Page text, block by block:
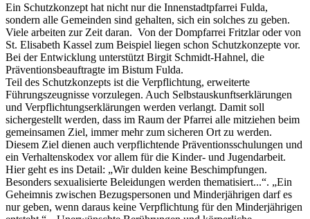
Ein Schutzkonzept hat nicht nur die Innenstadtpfarrei Fulda,
sondern alle Gemeinden sind gehalten, sich ein solches zu geben.
Viele arbeiten zur Zeit daran. Von der Dompfarrei Fritzlar oder von
St. Elisabeth Kassel zum Beispiel liegen schon Schutzkonzepte vor.
Bei der Entwicklung unterstützt Birgit Schmidt-Hahnel, die
Präventionsbeauftragte im Bistum Fulda.
Teil des Schutzkonzepts ist die Verpflichtung, erweiterte
Führungszeugnisse vorzulegen. Auch Selbstauskunftserklärungen
und Verpflichtungserklärungen werden verlangt. Damit soll
sichergestellt werden, dass im Raum der Pfarrei alle mitziehen beim
gemeinsamen Ziel, immer mehr zum sicheren Ort zu werden.
Diesem Ziel dienen auch verpflichtende Präventionsschulungen und
ein Verhaltenskodex vor allem für die Kinder- und Jugendarbeit.
Hier geht es ins Detail: „Wir dulden keine Beschimpfungen.
Besonders sexualisierte Beleidungen werden thematisiert...“. „Ein
Geheimnis zwischen Bezugspersonen und Minderjährigen darf es
nur geben, wenn daraus keine Verpflichtung für den Minderjährigen